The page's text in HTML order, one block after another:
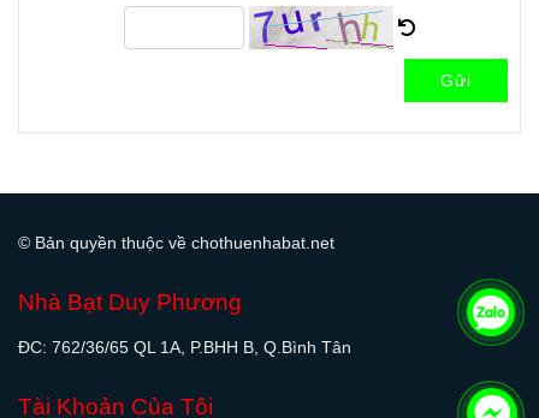
Gửi
© Bản quyền thuộc về chothuenhabat.net
Nhà Bạt Duy Phương
ĐC: 762/36/65 QL 1A, P.BHH B, Q.Bình Tân
Tài Khoản Của Tôi